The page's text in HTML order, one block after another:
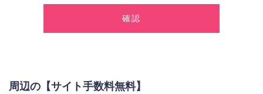
2.個人情報の利用
お問い合わせに対する回答、資料等の送付
周辺の【サイト手数料無料】